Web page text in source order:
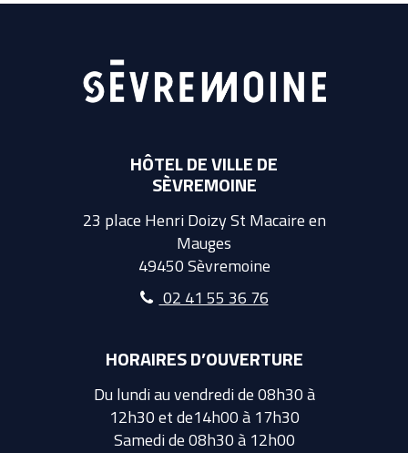
HÔTEL DE VILLE DE
SÈVREMOINE
23 place Henri Doizy St Macaire en
Mauges
49450 Sèvremoine
02 41 55 36 76
HORAIRES D’OUVERTURE
Du lundi au vendredi de 08h30 à
12h30 et de14h00 à 17h30
Samedi de 08h30 à 12h00